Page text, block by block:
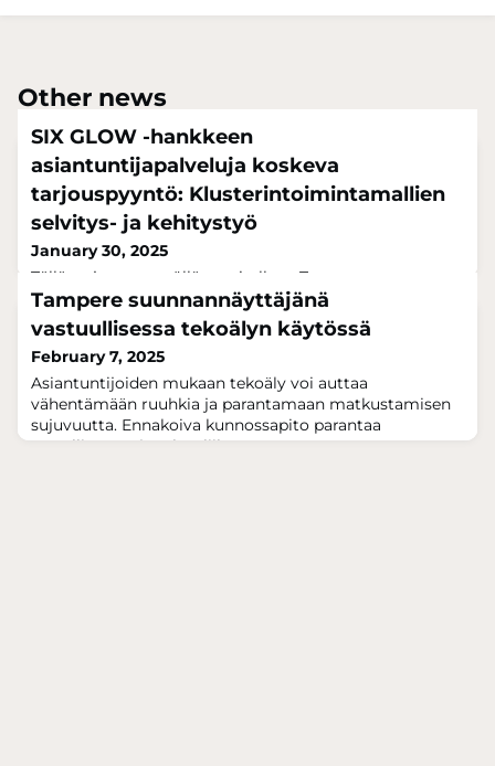
Other news
SIX GLOW -hankkeen
asiantuntijapalveluja koskeva
tarjouspyyntö: Klusterintoimintamallien
selvitys- ja kehitystyö
January 30, 2025
Tällä tarjouspyynnöllä tavoitellaan Tampereen
ajoneuvoteknologiaklusterin toiminnan kehittämistä ja
vahvistamista. Isossa kuvassa tarkoituksena on
systematisoida klusterin toimintaa niin että sen
hallinto-, ohjaus- ja toimintamallit ovat selkeästi
määriteltynä, kuvattuna ja niitä toteutetaan käytännön
tekemisessä. Tarkoituksena on kehittää ekosysteemin
toimintaa niin, että se vastaa parhaiten yrit
Tampere suunnannäyttäjänä
vastuullisessa tekoälyn käytössä
February 7, 2025
Asiantuntijoiden mukaan tekoäly voi auttaa
vähentämään ruuhkia ja parantamaan matkustamisen
sujuvuutta. Ennakoiva kunnossapito parantaa
turvallisuutta ja tekee liikenteestä